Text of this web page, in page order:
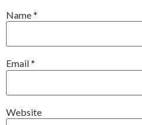
Name*
Email*
Website